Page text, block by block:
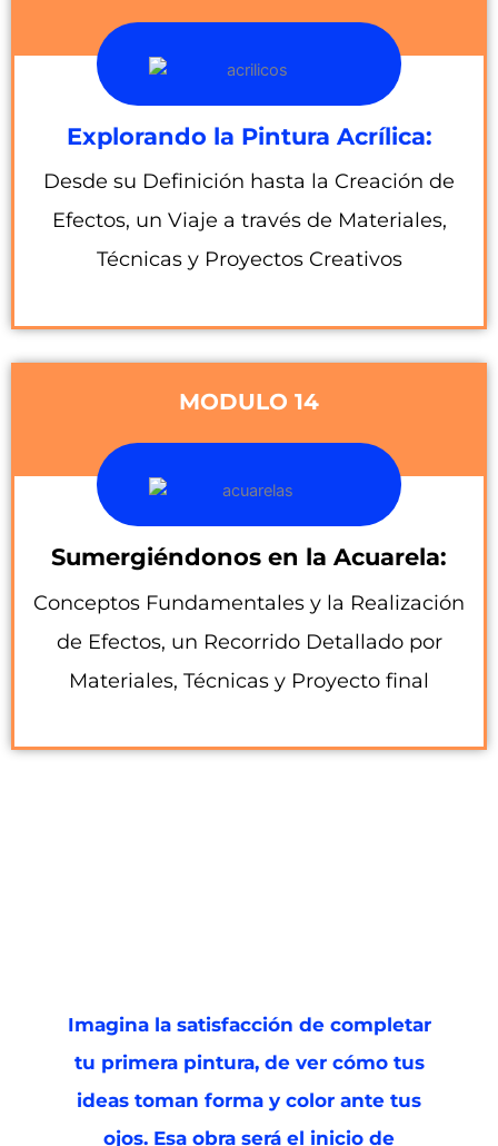
Explorando la Pintura Acrílica:
Desde su Definición hasta la Creación de
Efectos, un Viaje a través de Materiales,
Técnicas y Proyectos Creativos
MODULO 14
Sumergiéndonos en la Acuarela:
Conceptos Fundamentales y la Realización
de Efectos, un Recorrido Detallado por
Materiales, Técnicas y Proyecto final
Imagina la satisfacción de completar
tu primera pintura, de ver cómo tus
ideas toman forma y color ante tus
ojos. Esa obra será el inicio de